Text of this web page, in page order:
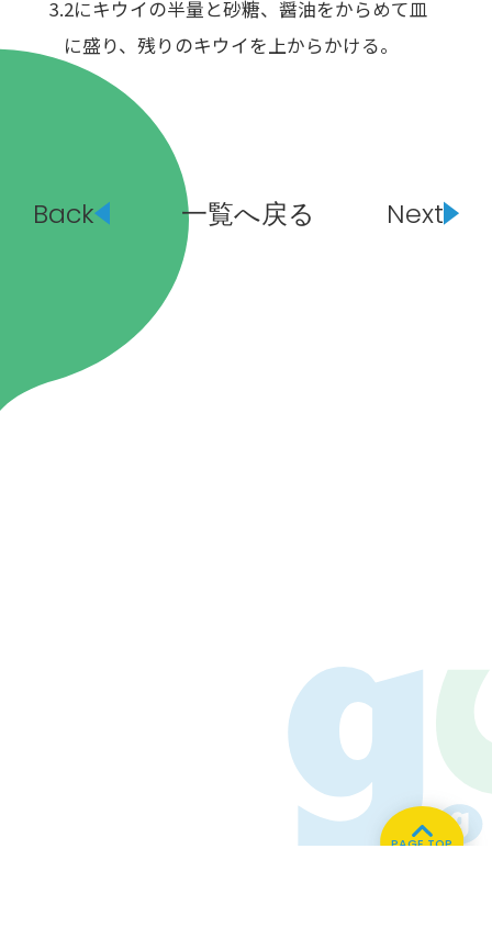
2にキウイの半量と砂糖、醤油をからめて皿
に盛り、残りのキウイを上からかける。
Back 一覧へ戻る Next
PAGE TOP